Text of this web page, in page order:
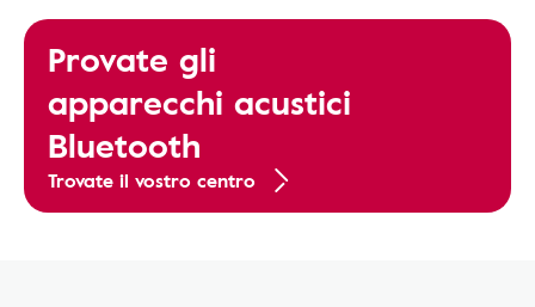
Provate gli
apparecchi acustici
Bluetooth
Trovate il vostro centro